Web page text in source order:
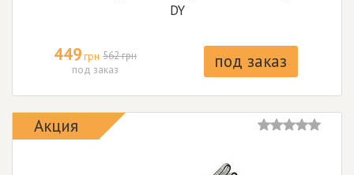
DY
449грн 562 грн
под заказ
под заказ
Акция